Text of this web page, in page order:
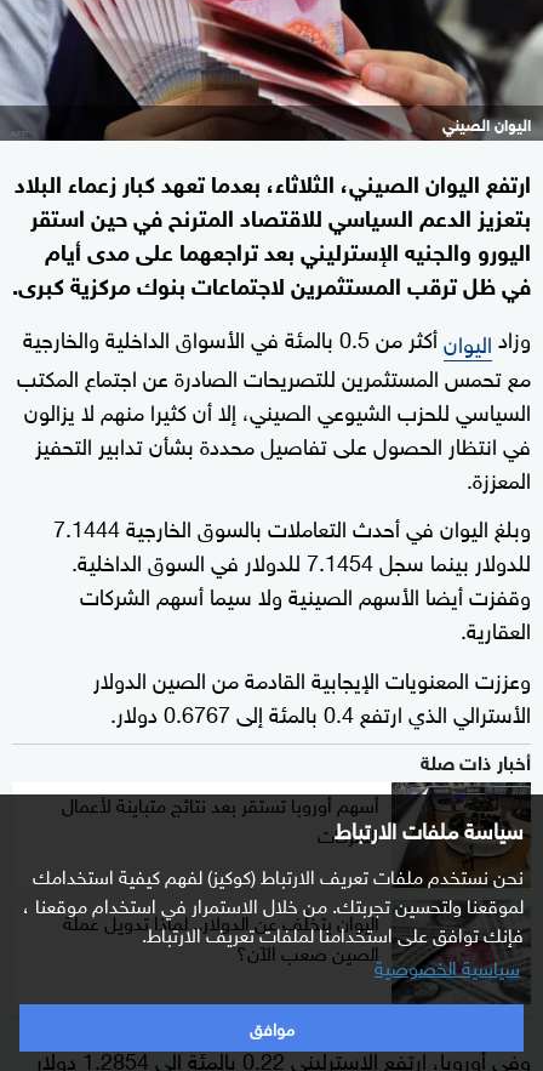
سياسة ملفات الارتباط
نحن نستخدم ملفات تعريف الارتباط (كوكيز) لفهم كيفية استخدامك
لموقعنا ولتحسين تجربتك. من خلال الاستمرار في استخدام موقعنا ،
فإنك توافق على استخدامنا لملفات تعريف الارتباط.
سياسية الخصوصية
موافق
اليوان الصيني
ارتفع اليوان الصيني، الثلاثاء، بعدما تعهد كبار زعماء البلاد
بتعزيز الدعم السياسي للاقتصاد المترنح في حين استقر
اليورو والجنيه الإسترليني بعد تراجعهما على مدى أيام
في ظل ترقب المستثمرين لاجتماعات بنوك مركزية كبرى.
وزاداليوان
أكثر من 0.5 بالمئة في الأسواق الداخلية والخارجية
مع تحمس المستثمرين للتصريحات الصادرة عن اجتماع المكتب
السياسي للحزب الشيوعي الصيني، إلا أن كثيرا منهم لا يزالون
في انتظار الحصول على تفاصيل محددة بشأن تدابير التحفيز
المعززة.
وبلغ اليوان في أحدث التعاملات بالسوق الخارجية 7.1444
للدولار بينما سجل 7.1454 للدولار في السوق الداخلية.
وقفزت أيضا الأسهم الصينية ولا سيما أسهم الشركات
العقارية.
وعززت المعنويات الإيجابية القادمة من الصين الدولار
الأسترالي الذي ارتفع 0.4 بالمئة إلى 0.6767 دولار.
أخبار ذات صلة
أسهم أوروبا تستقر بعد نتائج متباينة لأعمال
الشركات
اليوان يتخلَّف عن الدولار.. لماذا تدويل عملة
الصين صعب الآن؟
وفي أوروبا، ارتفع الإسترليني 0.22 بالمئة إلى 1.2854 دولار